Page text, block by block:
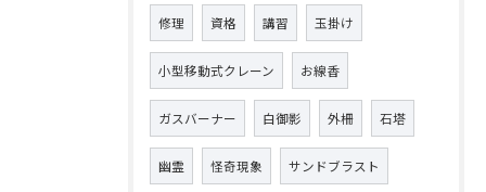
修理 資格 講習 玉掛け
小型移動式クレーン お線香
ガスバーナー 白御影 外柵 石塔
幽霊 怪奇現象 サンドブラスト